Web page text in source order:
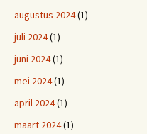
augustus 2024(1)
juli 2024(1)
juni 2024(1)
mei 2024(1)
april 2024(1)
maart 2024(1)